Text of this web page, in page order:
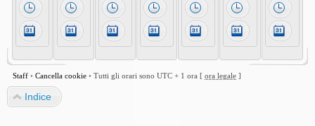
Staff • Cancella cookie • Tutti gli orari sono UTC + 1 ora [ ora legale ]
Indice